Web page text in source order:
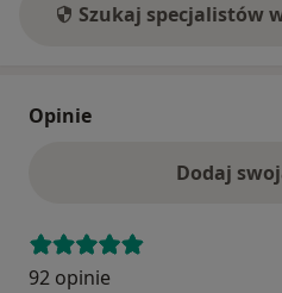
Szukaj specjalistów
Opinie
Dodaj
92 opinie